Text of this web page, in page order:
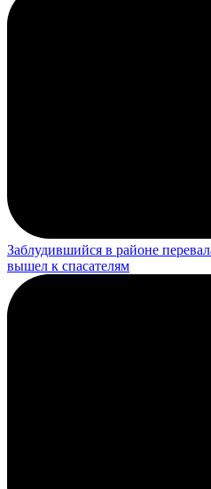
Заблудившийся в районе
вышел к спасателям